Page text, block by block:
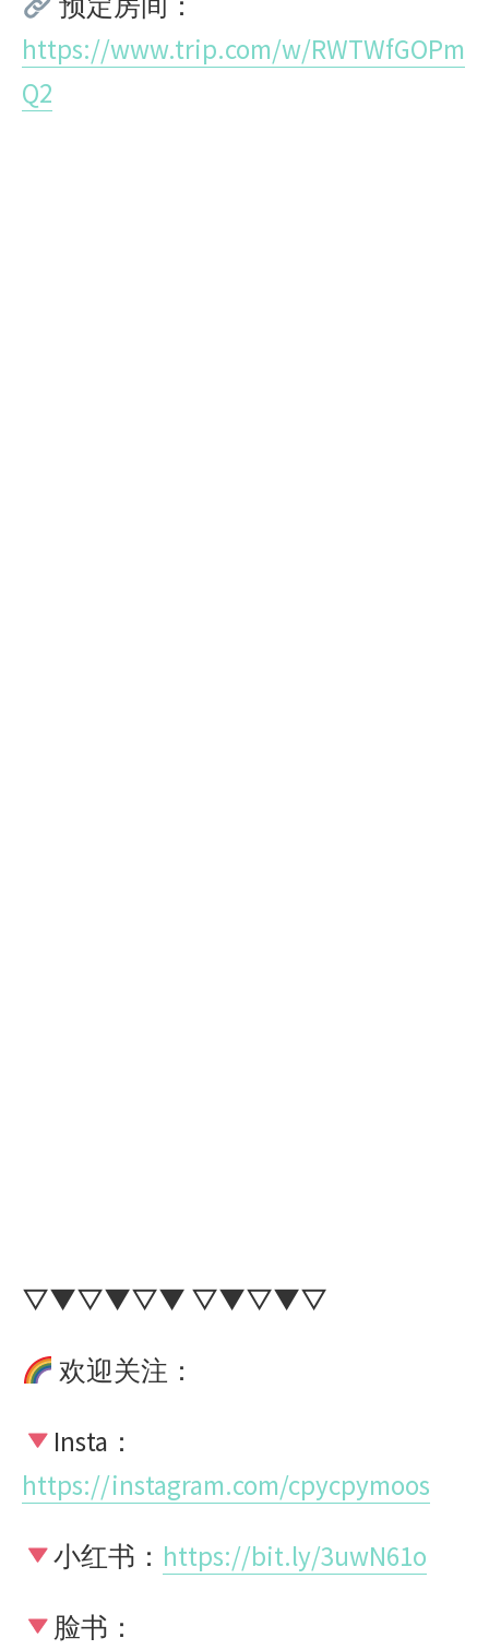
https://www.trip.com/w/RWTWfGOPm
Q2
▽▼▽▼▽▼ ▽▼▽▼▽
欢迎关注：
Insta：
https://instagram.com/cpycpymoos
小红书： https://bit.ly/3uwN61o
脸书：